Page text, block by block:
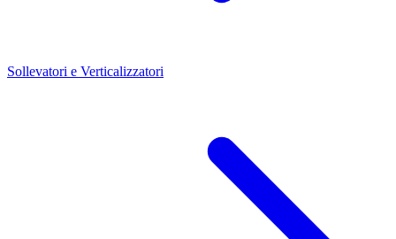
Sollevatori e Verticalizzatori